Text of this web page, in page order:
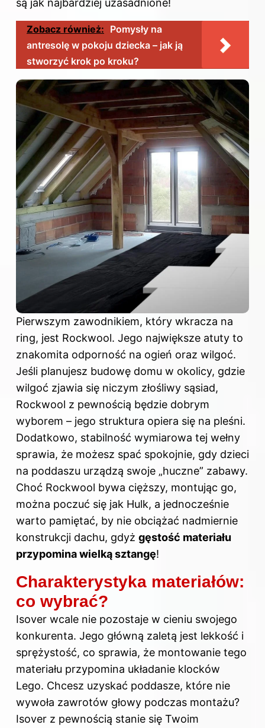
są jak najbardziej uzasadnione!
Zobacz również: Pomysły na
antresolę w pokoju dziecka – jak ją
stworzyć krok po kroku?
Pierwszym zawodnikiem, który wkracza na
ring, jest Rockwool. Jego największe atuty to
znakomita odporność na ogień oraz wilgoć.
Jeśli planujesz budowę domu w okolicy, gdzie
wilgoć zjawia się niczym złośliwy sąsiad,
Rockwool z pewnością będzie dobrym
wyborem – jego struktura opiera się na pleśni.
Dodatkowo, stabilność wymiarowa tej wełny
sprawia, że możesz spać spokojnie, gdy dzieci
na poddaszu urządzą swoje „huczne” zabawy.
Choć Rockwool bywa cięższy, montując go,
można poczuć się jak Hulk, a jednocześnie
warto pamiętać, by nie obciążać nadmiernie
konstrukcji dachu, gdyż gęstość materiału
przypomina wielką sztangę!
Charakterystyka materiałów:
co wybrać?
Isover wcale nie pozostaje w cieniu swojego
konkurenta. Jego główną zaletą jest lekkość i
sprężystość, co sprawia, że montowanie tego
materiału przypomina układanie klocków
Lego. Chcesz uzyskać poddasze, które nie
wywoła zawrotów głowy podczas montażu?
Isover z pewnością stanie się Twoim